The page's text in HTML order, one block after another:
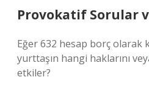
Provokatif Sorular
Eğer 632 hesap borç olarak
yurttaşın hangi haklarını
etkiler?